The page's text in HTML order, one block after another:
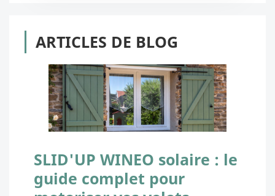
ARTICLES DE BLOG
SLID'UP WINEO solaire : le
guide complet pour